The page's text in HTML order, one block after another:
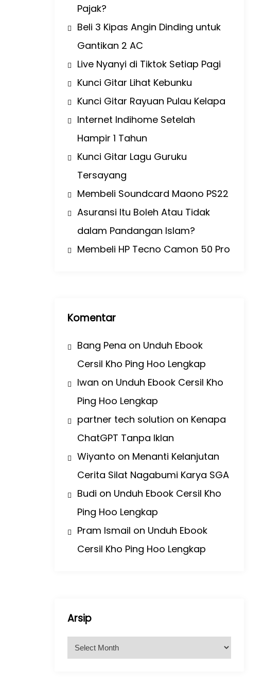
Pajak?
Beli 3 Kipas Angin Dinding untuk
Gantikan 2 AC
Live Nyanyi di Tiktok Setiap Pagi
Kunci Gitar Lihat Kebunku
Kunci Gitar Rayuan Pulau Kelapa
Internet Indihome Setelah
Hampir 1 Tahun
Kunci Gitar Lagu Guruku
Tersayang
Membeli Soundcard Maono PS22
Asuransi Itu Boleh Atau Tidak
dalam Pandangan Islam?
Membeli HP Tecno Camon 50 Pro
Komentar
Bang Pena on Unduh Ebook
Cersil Kho Ping Hoo Lengkap
Iwan on Unduh Ebook Cersil Kho
Ping Hoo Lengkap
partner tech solution on Kenapa
ChatGPT Tanpa Iklan
Wiyanto on Menanti Kelanjutan
Cerita Silat Nagabumi Karya SGA
Budi on Unduh Ebook Cersil Kho
Ping Hoo Lengkap
Pram Ismail on Unduh Ebook
Cersil Kho Ping Hoo Lengkap
Arsip
r